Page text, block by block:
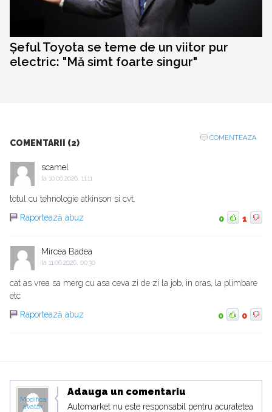
Șeful Toyota se teme de un viitor pur
electric: "Mă simt foarte singur"
COMENTARII (2)
COMENTEAZA
scamel
la 10.06.2026, 11:11
totul cu tehnologie atkinson si cvt.
Raportează abuz
0 1
Mircea Badea
la 11.06.2026, 00:30
cat as vrea sa merg cu asa ceva zi de zi la job, in oras, la plimbare
etc
Raportează abuz
0 0
Modifica
avatar
Adauga un comentariu
Automarket nu este responsabil pentru acuratetea